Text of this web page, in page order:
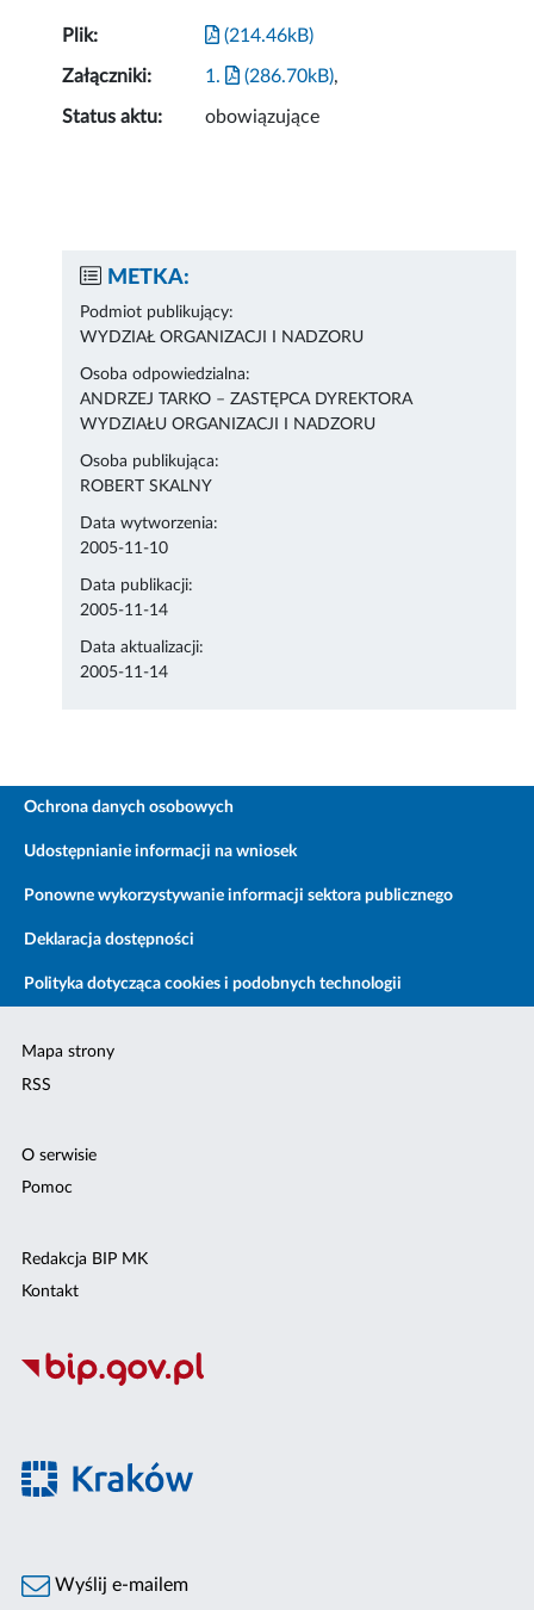
Plik: (214.46kB)
Załączniki: 1. (286.70kB),
Status aktu: obowiązujące
METKA:
Podmiot publikujący:
WYDZIAŁ ORGANIZACJI I NADZORU
Osoba odpowiedzialna:
ANDRZEJ TARKO – ZASTĘPCA DYREKTORA
WYDZIAŁU ORGANIZACJI I NADZORU
Osoba publikująca:
ROBERT SKALNY
Data wytworzenia:
2005-11-10
Data publikacji:
2005-11-14
Data aktualizacji:
2005-11-14
Ochrona danych osobowych
Udostępnianie informacji na wniosek
Ponowne wykorzystywanie informacji sektora publicznego
Deklaracja dostępności
Polityka dotycząca cookies i podobnych technologii
Mapa strony
RSS
O serwisie
Pomoc
Redakcja BIP MK
Kontakt
Wyślij e-mailem